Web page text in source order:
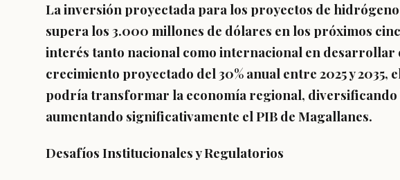
La inversión proyectada para los proyectos de
supera los 3.000 millones de dólares en los próximos
interés tanto nacional como internacional en desarrollar
crecimiento proyectado del 30% anual entre 2025 y 2035,
podría transformar la economía regional,
aumentando significativamente el PIB de Magallanes.
Desafíos Institucionales y Regulatorios